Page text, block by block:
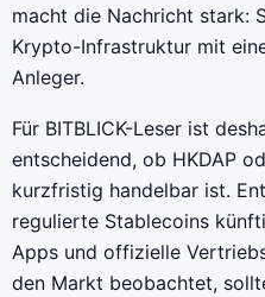
macht die Nachricht stark:
Krypto-Infrastruktur mit
Anleger.
Für BITBLICK-Leser ist
entscheidend, ob HKDAP
kurzfristig handelbar ist.
regulierte Stablecoins
Apps und offizielle
den Markt beobachtet,